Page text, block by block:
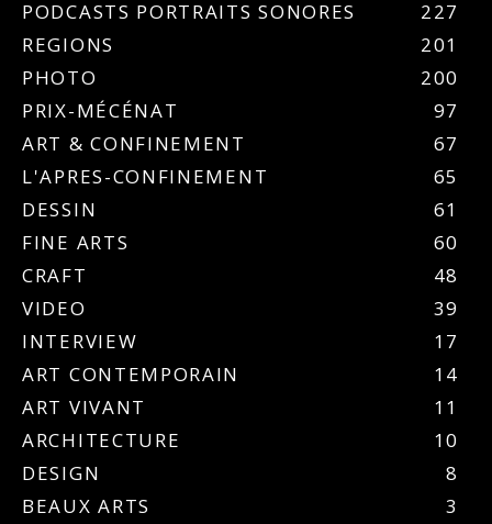
PODCASTS PORTRAITS SONORES
227
REGIONS
201
PHOTO
200
PRIX-MÉCÉNAT
97
ART & CONFINEMENT
67
L'APRES-CONFINEMENT
65
DESSIN
61
FINE ARTS
60
CRAFT
48
VIDEO
39
INTERVIEW
17
ART CONTEMPORAIN
14
ART VIVANT
11
ARCHITECTURE
10
DESIGN
8
BEAUX ARTS
3